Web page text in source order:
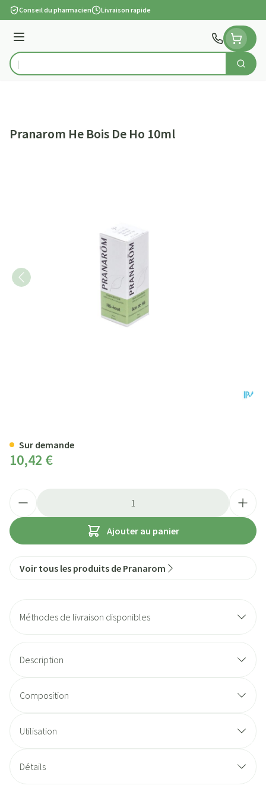
Aller au contenu
Conseil du pharmacien Livraison rapide
Menu
Rechercher
Pranarom He Bois De Ho 10ml
10,42 €
Ajouter au panier
Sur demande
Voir tous les produits de Pranarom
Méthodes de livraison disponibles
Description
Composition
Utilisation
Détails